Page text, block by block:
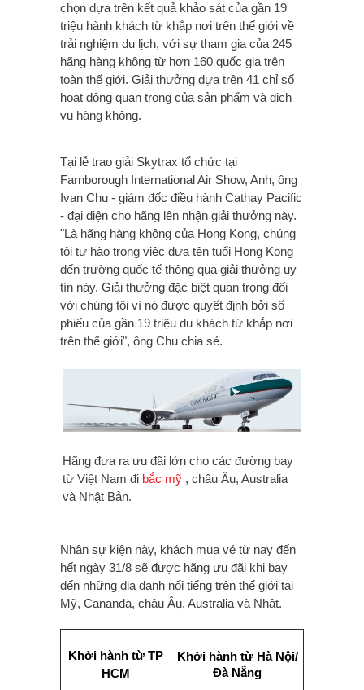
chọn dựa trên kết quả khảo sát của gần 19
triệu hành khách từ khắp nơi trên thế giới về
trải nghiệm du lịch, với sự tham gia của 245
hãng hàng không từ hơn 160 quốc gia trên
toàn thế giới. Giải thưởng dựa trên 41 chỉ số
hoạt động quan trọng của sản phẩm và dịch
vụ hàng không.
Tại lễ trao giải Skytrax tổ chức tại
Farnborough International Air Show, Anh, ông
Ivan Chu - giám đốc điều hành Cathay Pacific
- đại diện cho hãng lên nhận giải thưởng này.
"Là hãng hàng không của Hong Kong, chúng
tôi tự hào trong việc đưa tên tuổi Hong Kong
đến trường quốc tế thông qua giải thưởng uy
tín này. Giải thưởng đặc biệt quan trọng đối
với chúng tôi vì nó được quyết định bởi số
phiếu của gần 19 triệu du khách từ khắp nơi
trên thế giới", ông Chu chia sẻ.
Hãng đưa ra ưu đãi lớn cho các đường bay
từ Việt Nam đi bắc mỹ , châu Âu, Australia
và Nhật Bản.
Nhân sự kiện này, khách mua vé từ nay đến
hết ngày 31/8 sẽ được hãng ưu đãi khi bay
đến những địa danh nổi tiếng trên thế giới tại
Mỹ, Cananda, châu Âu, Australia và Nhật.
Khởi hành từ TP
HCM
Khởi hành từ Hà Nội/
Đà Nẵng